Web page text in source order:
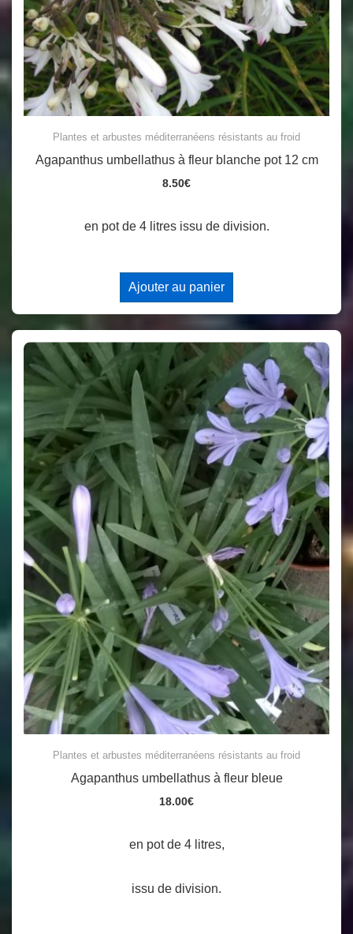
Plantes et arbustes méditerranéens résistants au froid
Agapanthus umbellathus à fleur blanche pot 12 cm
8.50€
en pot de 4 litres issu de division.
Ajouter au panier
Plantes et arbustes méditerranéens résistants au froid
Agapanthus umbellathus à fleur bleue
18.00€
en pot de 4 litres,
issu de division.